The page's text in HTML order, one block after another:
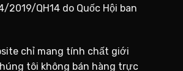
2019/QH14 do Quốc Hội ban
chỉ mang tính chất giới
tôi không bán hàng trực